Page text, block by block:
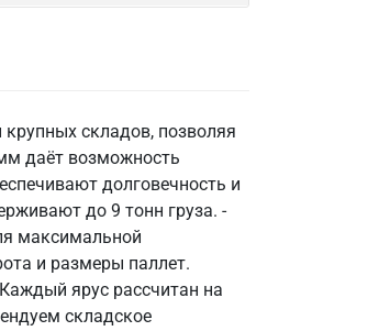
складов, позволяя
даёт возможность
долговечность и
до 9 тонн груза. -
максимальной
и размеры паллет.
ярус рассчитан на
складское